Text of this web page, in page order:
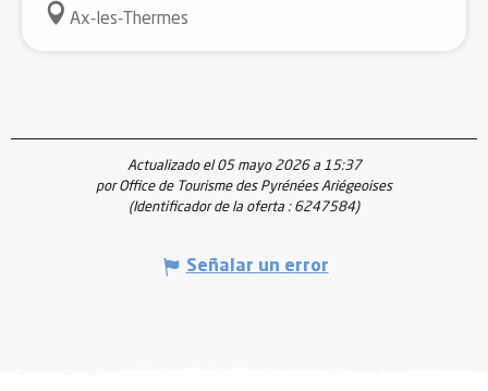
Ax-les-Thermes
Actualizado el 05 mayo 2026 a 15:37
por Office de Tourisme des Pyrénées Ariégeoises
(Identificador de la oferta : 6247584)
Señalar un error